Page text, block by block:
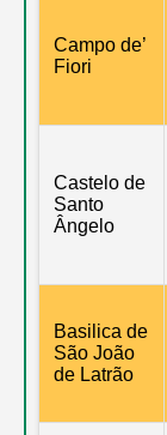
Campo de’
Fiori
Castelo de
Santo
Ângelo
Basilica de
São João
de Latrão